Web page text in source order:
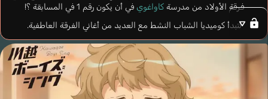
فرقة الأولاد من مدرسةكاواغوي في أن يكون رقم 1 في المسابقة ؟!
لتبدأ كوميديا الشباب النشط مع العديد من أغاني الفرقة العاطفية.